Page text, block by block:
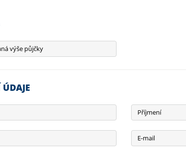
výše půjčky
Příjmení
E-mail